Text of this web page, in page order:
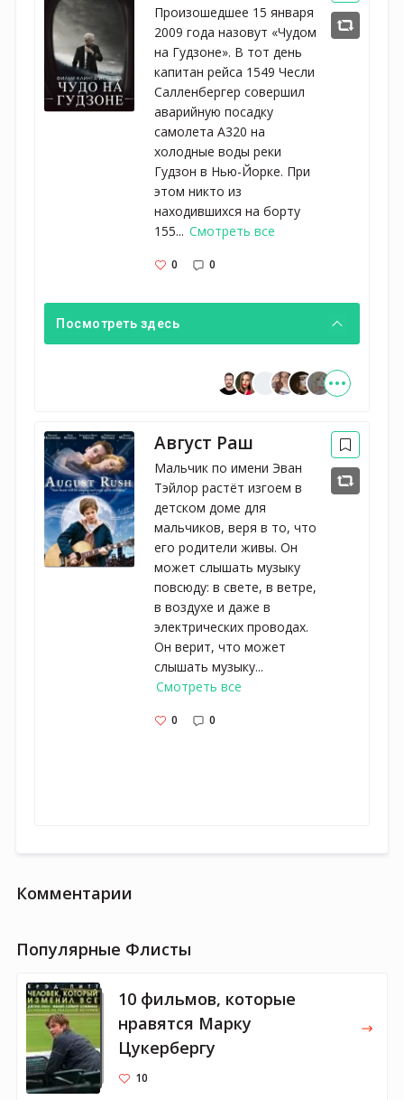
Произошедшее 15 января
2009 года назовут «Чудом
на Гудзоне». В тот день
капитан рейса 1549 Чесли
Салленбергер совершил
аварийную посадку
самолета A320 на
холодные воды реки
Гудзон в Нью-Йорке. При
этом никто из
находившихся на борту
155... Смотреть все
0 0
Посмотреть здесь
Август Раш
Мальчик по имени Эван
Тэйлор растёт изгоем в
детском доме для
мальчиков, веря в то, что
его родители живы. Он
может слышать музыку
повсюду: в свете, в ветре,
в воздухе и даже в
электрических проводах.
Он верит, что может
слышать музыку...
Смотреть все
0 0
Комментарии
Популярные Флисты
10 фильмов, которые
нравятся Марку
Цукербергу
10